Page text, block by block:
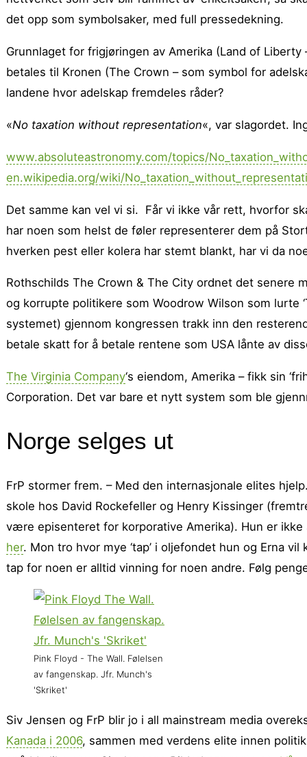
det opp som symbolsaker, med full pressedekning.
Grunnlaget for frigjøringen av Amerika (Land of
betales til Kronen (The Crown – som symbol for
landene hvor adelskap fremdeles råder?
«No taxation without representation«, var slagordet.
www.absoluteastronomy.com/topics/
en.wikipedia.org/wiki/
Det samme kan vel vi si. Får vi ikke vår rett, hvorfor
har noen som helst de føler representerer dem på
hverken pest eller kolera har stemt blankt, har vi da
Rothschilds The Crown & The City ordnet det senere
og korrupte politikere som Woodrow Wilson som lurte
systemet) gjennom kongressen trakk inn den
betale skatt for å betale rentene som USA lånte av
The Virginia Company‘s eiendom, Amerika – fikk sin
Corporation. Det var bare et nytt system som ble
Norge selges ut
FrP stormer frem. – Med den internasjonale elites
skole hos David Rockefeller og Henry Kissinger
være episenteret for korporative Amerika). Hun er
her. Mon tro hvor mye ‘tap’ i oljefondet hun og Erna
tap for noen er alltid vinning for noen andre. Følg
Pink Floyd - The Wall. Følelsen
av fangenskap. Jfr. Munch's
'Skriket'
Siv Jensen og FrP blir jo i all mainstream media
Kanada i 2006, sammen med verdens elite innen